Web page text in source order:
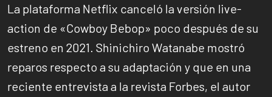
La plataforma Netflix canceló la versión live-
action de «Cowboy Bebop» poco después de su
estreno en 2021. Shinichiro Watanabe mostró
reparos respecto a su adaptación y que en una
reciente entrevista a la revista Forbes, el autor